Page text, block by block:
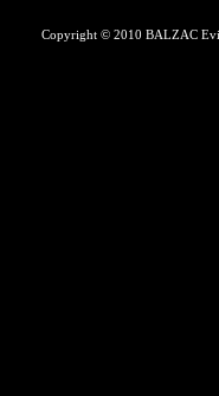
Copyright © 2010 BALZAC